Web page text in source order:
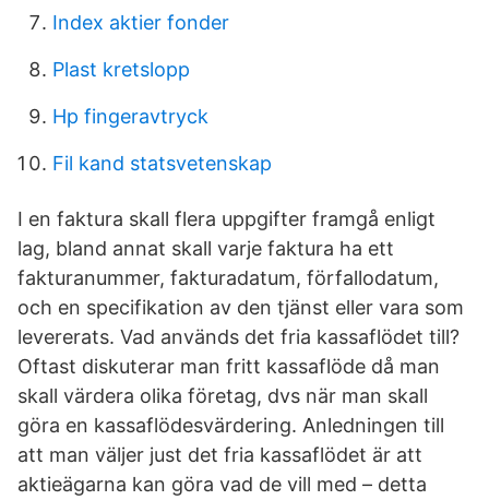
Index aktier fonder
Plast kretslopp
Hp fingeravtryck
Fil kand statsvetenskap
I en faktura skall flera uppgifter framgå enligt
lag, bland annat skall varje faktura ha ett
fakturanummer, fakturadatum, förfallodatum,
och en specifikation av den tjänst eller vara som
levererats. Vad används det fria kassaflödet till?
Oftast diskuterar man fritt kassaflöde då man
skall värdera olika företag, dvs när man skall
göra en kassaflödesvärdering. Anledningen till
att man väljer just det fria kassaflödet är att
aktieägarna kan göra vad de vill med – detta